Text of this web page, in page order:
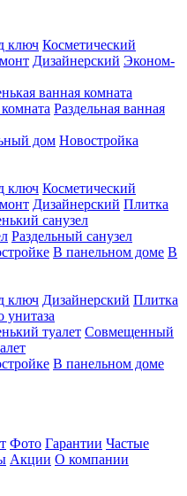
ключ Косметический
Дизайнерский Эконом-
ванная комната
Раздельная ванная
дом Новостройка
ключ Косметический
Дизайнерский Плитка
санузел
Раздельный санузел
В панельном доме В
ключ Дизайнерский Плитка
унитаза
туалет Совмещенный
В панельном доме
Фото Гарантии Частые
Акции О компании